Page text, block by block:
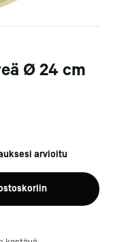
Ø 24 cm
arvioitu